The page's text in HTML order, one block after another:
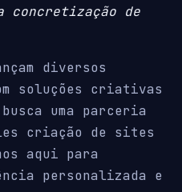
concretização de
diversos
soluções criativas
uma parceria
criação de sites
aqui para
personalizada e